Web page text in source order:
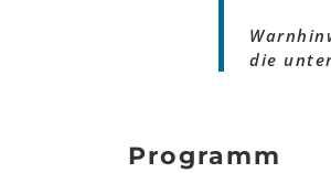
die
Programm